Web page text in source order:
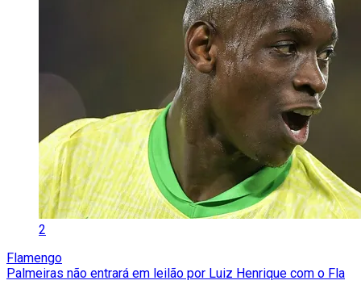
2
Flamengo
Palmeiras não entrará em leilão por Luiz Henrique com o Fla